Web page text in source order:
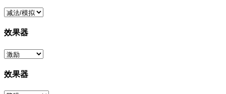
效果器
效果器